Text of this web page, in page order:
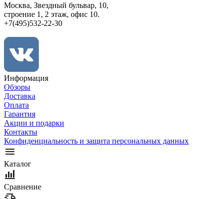
Москва, Звездный бульвар, 10,
строение 1, 2 этаж, офис 10.
+7(495)532-22-30
Информация
Обзоры
Доставка
Оплата
Гарантия
Акции и подарки
Контакты
Конфиденциальность и защита персональных данных
Каталог
Сравнение